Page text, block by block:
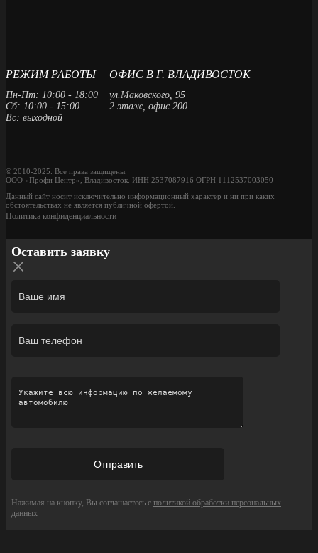
РЕЖИМ РАБОТЫ
Пн-Пт: 10:00 - 18:00
Сб: 10:00 - 15:00
Вс: выходной
ОФИС В Г. ВЛАДИВОСТОК
ул.Маковского, 95
2 этаж, офис 200
© 2010-2025. Все права защищены.
ООО «Профи Центр», Владивосток. ИНН 2537087916 ОГРН 1112537003050
Данный сайт носит исключительно информационный характер и ни при каких
обстоятельствах не является публичной офертой.
Политика конфиденциальности
Оставить заявку
Нажимая на кнопку, Вы соглашаетесь с политикой обработки персональных
данных